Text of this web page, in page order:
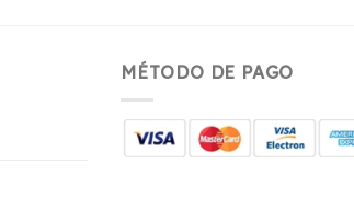
MÉTODO DE PAGO